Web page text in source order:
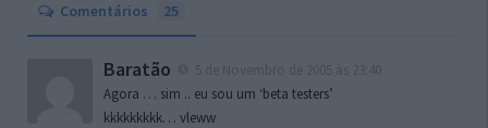
Comentários 25
Baratão
Agora … sim .. eu sou um ‘beta testers’
kkkkkkkkk… vleww